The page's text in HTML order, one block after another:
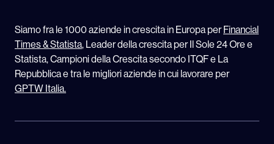
Siamo fra le 1000 aziende in crescita in Europa perFinancial
Times & Statista, Leader della crescita per Il Sole 24 Ore e
Statista, Campioni della Crescita secondo ITQF e La
Repubblica e tra le migliori aziende in cui lavorare per
GPTW Italia.